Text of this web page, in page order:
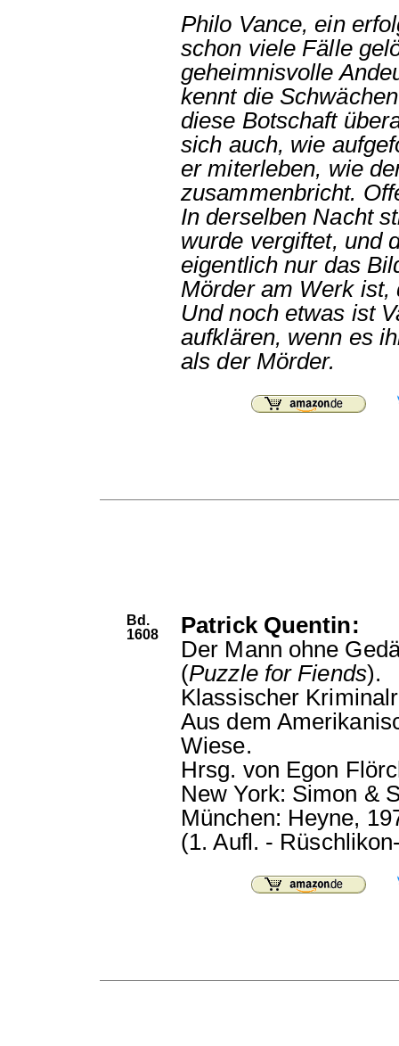
Philo Vance, ein
schon viele Fälle
geheimnisvolle
kennt die
diese Botschaft
sich auch, wie
er miterleben, wie
zusammenbricht.
In derselben Nacht
wurde vergiftet, und
eigentlich nur das
Mörder am Werk ist,
Und noch etwas ist
aufklären, wenn es
als der Mörder.
Bd.
1608
Patrick Quentin:
Der Mann ohne
(Puzzle for Fiends).
Klassischer
Aus dem
Wiese.
Hrsg. von Egon
New York: Simon &
München: Heyne,
(1. Aufl. -